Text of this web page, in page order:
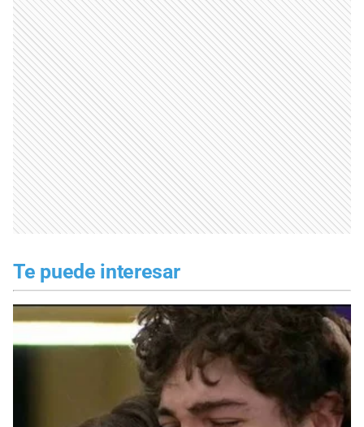
Te puede interesar